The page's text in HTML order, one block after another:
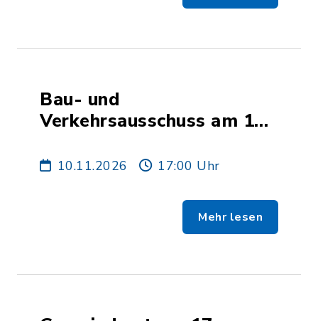
Bau- und
Verkehrsausschuss am 10.
10.11.2026 17:00 Uhr
Mehr lesen